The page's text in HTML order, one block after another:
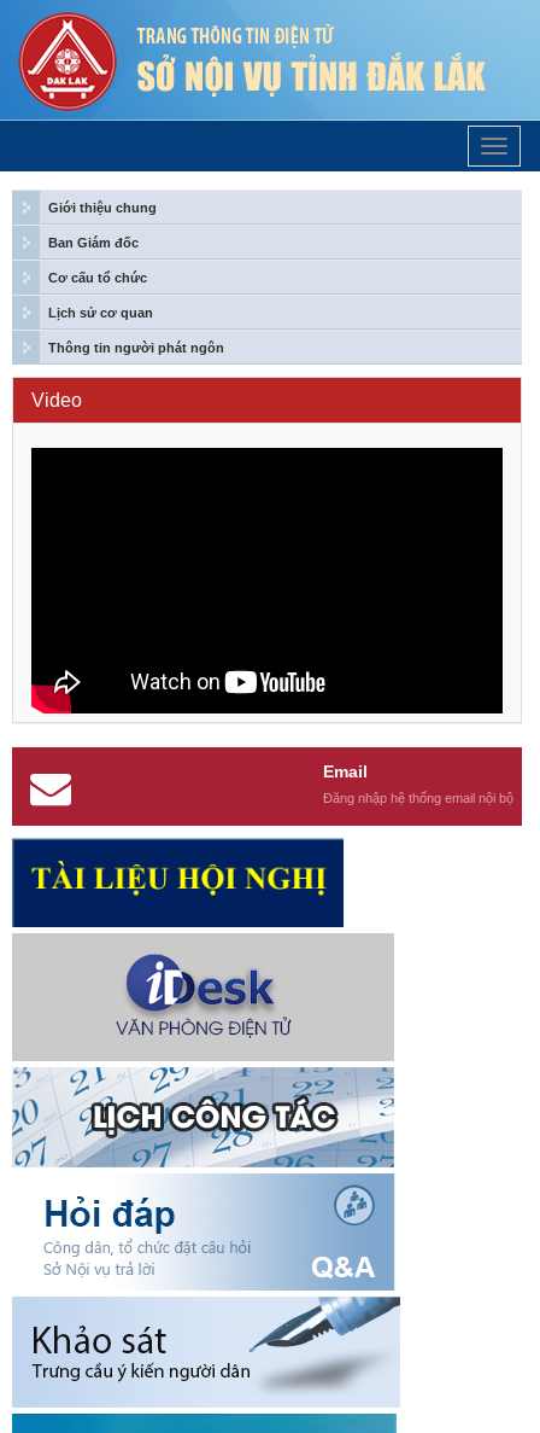
Trang
Chủ
Giới thiệu chung
Ban Giám đốc
Cơ cấu tổ chức
Lịch sử cơ quan
Thông tin người phát ngôn
Video
Email
Đăng nhập hệ thống email nội bộ